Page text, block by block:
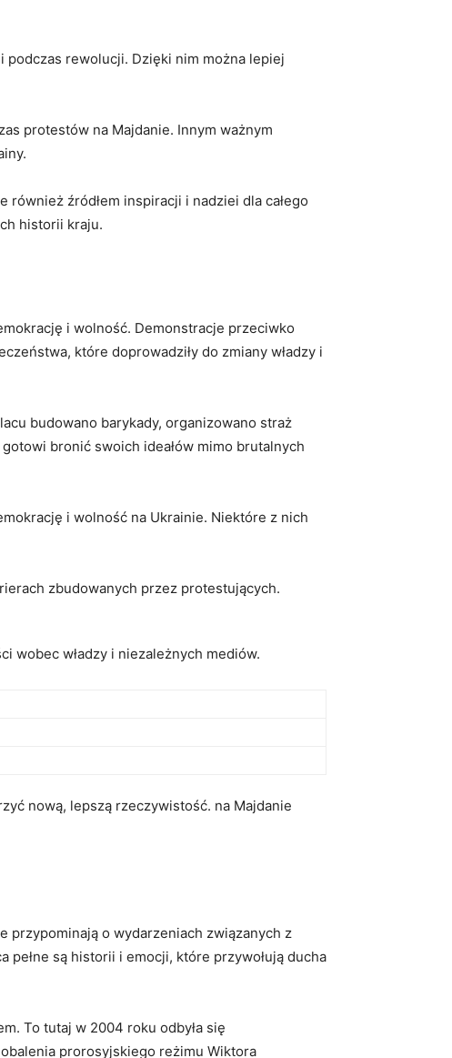
podczas rewolucji. Dzięki nim można lepiej
protestów na Majdanie. Innym ważnym
źródłem inspiracji i nadziei dla całego
historii kraju.
i wolność. Demonstracje przeciwko
które doprowadziły do zmiany władzy i
budowano barykady, organizowano straż
bronić swoich ideałów mimo brutalnych
i wolność na Ukrainie. Niektóre z nich
zbudowanych przez protestujących.
wobec władzy i niezależnych mediów.
nową, lepszą rzeczywistość. na Majdanie
przypominają o wydarzeniach związanych z
pełne są historii i emocji, które przywołują ducha
To tutaj w 2004 roku odbyła się
prorosyjskiego reżimu Wiktora